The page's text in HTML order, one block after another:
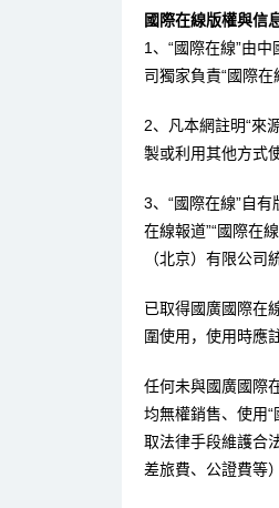
國際在線版權與信
1、“國際在線”由
司獨家負責“國際在
2、凡本網註明“來
製或利用其他方式
3、“國際在線”自有
在線報道”“國際在
（北京）有限公司
已取得國廣國際在
圍使用，使用時應
任何未與國廣國際
均無權銷售、使用
取法律手段維護合
差旅費、公證費等